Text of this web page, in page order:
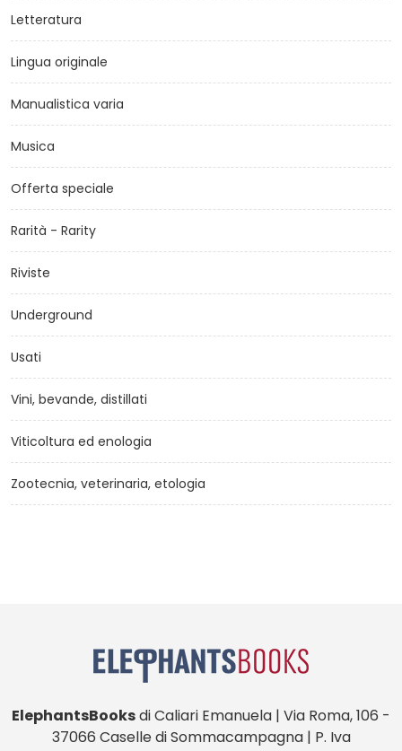
Letteratura
Lingua originale
Manualistica varia
Musica
Offerta speciale
Rarità - Rarity
Riviste
Underground
Usati
Vini, bevande, distillati
Viticoltura ed enologia
Zootecnia, veterinaria, etologia
ElephantsBooksdi Caliari Emanuela | Via Roma, 106 -
37066 Caselle di Sommacampagna | P. Iva